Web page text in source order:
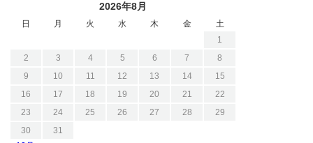
2026年8月
日 月 火 水 木 金
土
1
2
3 4 5 6 7
8
9
10 11 12 13 14
15
16
17 18 19 20 21
22
23
24 25 26 27 28
29
30
31